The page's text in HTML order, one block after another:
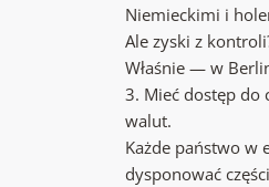
Niemieckimi i
Ale zyski z
Właśnie — w
3. Mieć dostęp do
walut.
Każde państwo w
dysponować